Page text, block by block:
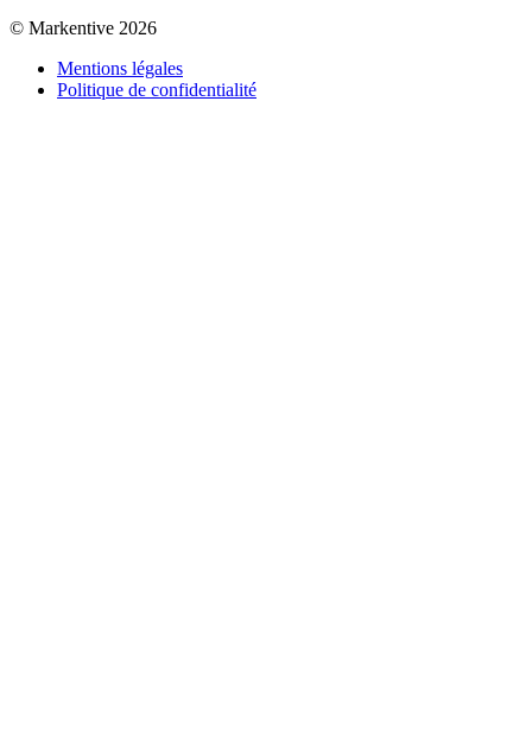
© Markentive 2026
Mentions légales
Politique de confidentialité